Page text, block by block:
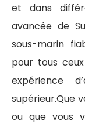
et dans
avancée de
sous-marin
pour tous
expérience
supérieur.Que
ou que vous